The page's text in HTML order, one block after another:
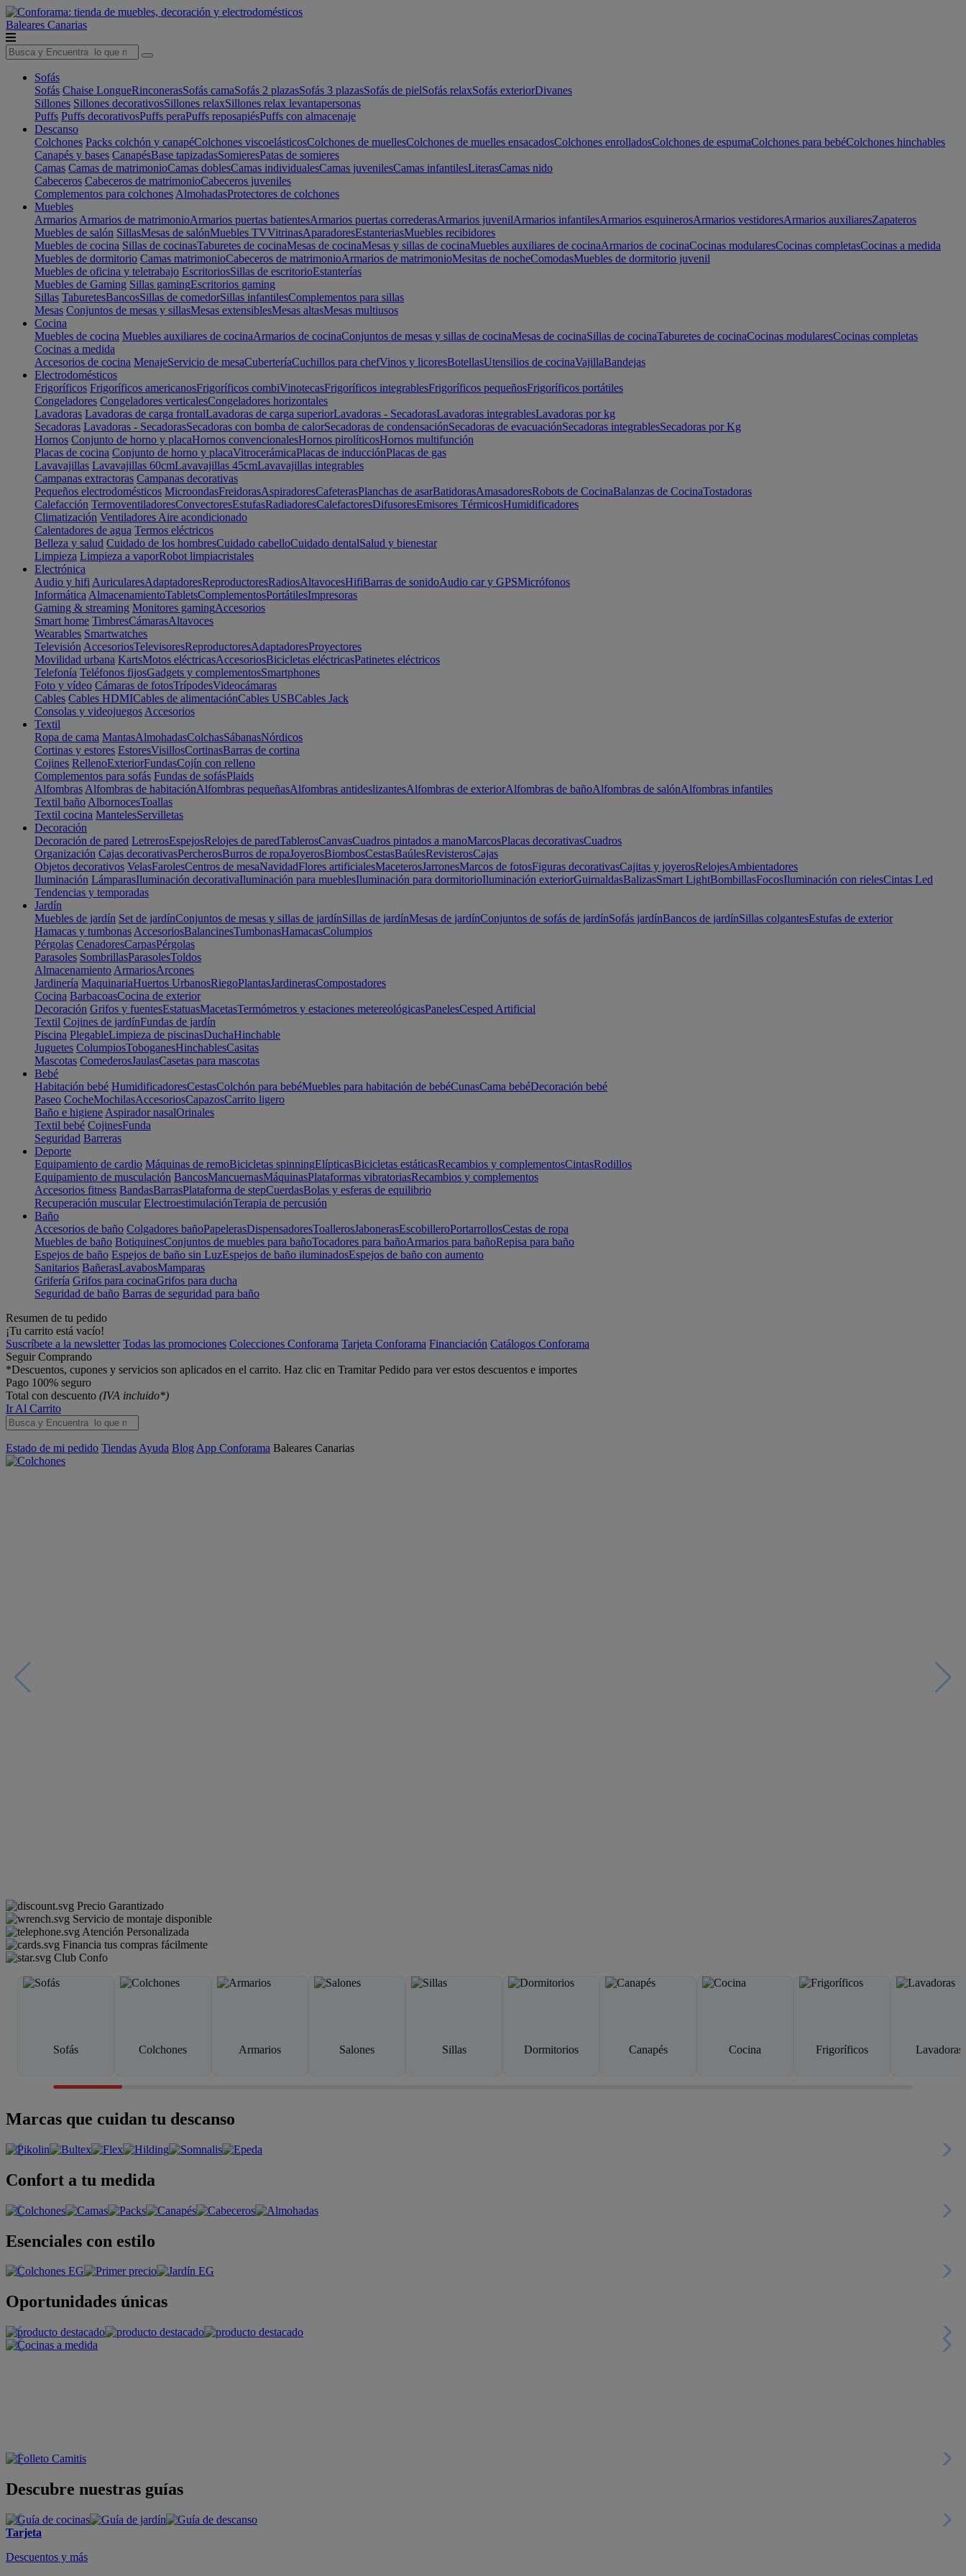
Baleares Canarias
Sofás
Sofás Chaise LongueRinconerasSofás camaSofás 2 plazasSofás 3 plazasSofás de pielSofás relaxSofás exteriorDivanes
Sillones Sillones decorativosSillones relaxSillones relax levantapersonas
Puffs Puffs decorativosPuffs peraPuffs reposapiésPuffs con almacenaje
Descanso
Colchones Packs colchón y canapéColchones viscoelásticosColchones de muellesColchones de muelles ensacadosColchones enrolladosColchones de espumaColchones para bebéColchones hinchables
Canapés y bases CanapésBase tapizadasSomieresPatas de somieres
Camas Camas de matrimonioCamas doblesCamas individualesCamas juvenilesCamas infantilesLiterasCamas nido
Cabeceros Cabeceros de matrimonioCabeceros juveniles
Complementos para colchones AlmohadasProtectores de colchones
Muebles
Armarios Armarios de matrimonioArmarios puertas batientesArmarios puertas correderasArmarios juvenilArmarios infantilesArmarios esquinerosArmarios vestidoresArmarios auxiliaresZapateros
Muebles de salón SillasMesas de salónMuebles TVVitrinasAparadoresEstanteriasMuebles recibidores
Muebles de cocina Sillas de cocinasTaburetes de cocinaMesas de cocinaMesas y sillas de cocinaMuebles auxiliares de cocinaArmarios de cocinaCocinas modularesCocinas completasCocinas a medida
Muebles de dormitorio Camas matrimonioCabeceros de matrimonioArmarios de matrimonioMesitas de nocheComodasMuebles de dormitorio juvenil
Muebles de oficina y teletrabajo EscritoriosSillas de escritorioEstanterías
Muebles de Gaming Sillas gamingEscritorios gaming
Sillas TaburetesBancosSillas de comedorSillas infantilesComplementos para sillas
Mesas Conjuntos de mesas y sillasMesas extensiblesMesas altasMesas multiusos
Cocina
Muebles de cocina Muebles auxiliares de cocinaArmarios de cocinaConjuntos de mesas y sillas de cocinaMesas de cocinaSillas de cocinaTaburetes de cocinaCocinas modularesCocinas completas
Cocinas a medida
Accesorios de cocina MenajeServicio de mesaCuberteríaCuchillos para chefVinos y licoresBotellasUtensilios de cocinaVajillaBandejas
Electrodomésticos
Frigoríficos Frigoríficos americanosFrigoríficos combiVinotecasFrigoríficos integrablesFrigoríficos pequeñosFrigoríficos portátiles
Congeladores Congeladores verticalesCongeladores horizontales
Lavadoras Lavadoras de carga frontalLavadoras de carga superiorLavadoras - SecadorasLavadoras integrablesLavadoras por kg
Secadoras Lavadoras - SecadorasSecadoras con bomba de calorSecadoras de condensaciónSecadoras de evacuaciónSecadoras integrablesSecadoras por Kg
Hornos Conjunto de horno y placaHornos convencionalesHornos pirolíticosHornos multifunción
Placas de cocina Conjunto de horno y placaVitrocerámicaPlacas de inducciónPlacas de gas
Lavavajillas Lavavajillas 60cmLavavajillas 45cmLavavajillas integrables
Campanas extractoras Campanas decorativas
Pequeños electrodomésticos MicroondasFreidorasAspiradoresCafeterasPlanchas de asarBatidorasAmasadoresRobots de CocinaBalanzas de CocinaTostadoras
Calefacción TermoventiladoresConvectoresEstufasRadiadoresCalefactoresDifusoresEmisores TérmicosHumidificadores
Climatización Ventiladores Aire acondicionado
Calentadores de agua Termos eléctricos
Belleza y salud Cuidado de los hombresCuidado cabelloCuidado dentalSalud y bienestar
Limpieza Limpieza a vaporRobot limpiacristales
Electrónica
Audio y hifi AuricularesAdaptadoresReproductoresRadiosAltavocesHifiBarras de sonidoAudio car y GPSMicrófonos
Informática AlmacenamientoTabletsComplementosPortátilesImpresoras
Gaming & streaming Monitores gamingAccesorios
Smart home TimbresCámarasAltavoces
Wearables Smartwatches
Televisión AccesoriosTelevisoresReproductoresAdaptadoresProyectores
Movilidad urbana KartsMotos eléctricasAccesoriosBicicletas eléctricasPatinetes eléctricos
Telefonía Teléfonos fijosGadgets y complementosSmartphones
Foto y vídeo Cámaras de fotosTrípodesVideocámaras
Cables Cables HDMICables de alimentaciónCables USBCables Jack
Consolas y videojuegos Accesorios
Textil
Ropa de cama MantasAlmohadasColchasSábanasNórdicos
Cortinas y estores EstoresVisillosCortinasBarras de cortina
Cojines RellenoExteriorFundasCojín con relleno
Complementos para sofás Fundas de sofásPlaids
Alfombras Alfombras de habitaciónAlfombras pequeñasAlfombras antideslizantesAlfombras de exteriorAlfombras de bañoAlfombras de salónAlfombras infantiles
Textil baño AlbornocesToallas
Textil cocina MantelesServilletas
Decoración
Decoración de pared LetrerosEspejosRelojes de paredTablerosCanvasCuadros pintados a manoMarcosPlacas decorativasCuadros
Organización Cajas decorativasPercherosBurros de ropaJoyerosBiombosCestasBaúlesRevisterosCajas
Objetos decorativos VelasFarolesCentros de mesaNavidadFlores artificialesMaceterosJarronesMarcos de fotosFiguras decorativasCajitas y joyerosRelojesAmbientadores
Iluminación LámparasIluminación decorativaIluminación para mueblesIluminación para dormitorioIluminación exteriorGuirnaldasBalizasSmart LightBombillasFocosIluminación con rielesCintas Led
Tendencias y temporadas
Jardín
Muebles de jardín Set de jardínConjuntos de mesas y sillas de jardínSillas de jardínMesas de jardínConjuntos de sofás de jardínSofás jardínBancos de jardínSillas colgantesEstufas de exterior
Hamacas y tumbonas AccesoriosBalancinesTumbonasHamacasColumpios
Pérgolas CenadoresCarpasPérgolas
Parasoles SombrillasParasolesToldos
Almacenamiento ArmariosArcones
Jardinería MaquinariaHuertos UrbanosRiegoPlantasJardinerasCompostadores
Cocina BarbacoasCocina de exterior
Decoración Grifos y fuentesEstatuasMacetasTermómetros y estaciones metereológicasPanelesCesped Artificial
Textil Cojines de jardínFundas de jardín
Piscina PlegableLimpieza de piscinasDuchaHinchable
Juguetes ColumpiosToboganesHinchablesCasitas
Mascotas ComederosJaulasCasetas para mascotas
Bebé
Habitación bebé HumidificadoresCestasColchón para bebéMuebles para habitación de bebéCunasCama bebéDecoración bebé
Paseo CocheMochilasAccesoriosCapazosCarrito ligero
Baño e higiene Aspirador nasalOrinales
Textil bebé CojinesFunda
Seguridad Barreras
Deporte
Equipamiento de cardio Máquinas de remoBicicletas spinningElípticasBicicletas estáticasRecambios y complementosCintasRodillos
Equipamiento de musculación BancosMancuernasMáquinasPlataformas vibratoriasRecambios y complementos
Accesorios fitness BandasBarrasPlataforma de stepCuerdasBolas y esferas de equilibrio
Recuperación muscular ElectroestimulaciónTerapia de percusión
Baño
Accesorios de baño Colgadores bañoPapelerasDispensadoresToallerosJabonerasEscobilleroPortarrollosCestas de ropa
Muebles de baño BotiquinesConjuntos de muebles para bañoTocadores para bañoArmarios para bañoRepisa para baño
Espejos de baño Espejos de baño sin LuzEspejos de baño iluminadosEspejos de baño con aumento
Sanitarios BañerasLavabosMamparas
Grifería Grifos para cocinaGrifos para ducha
Seguridad de baño Barras de seguridad para baño
Resumen de tu pedido
¡Tu carrito está vacío!
Suscríbete a la newsletter Todas las promociones Colecciones Conforama Tarjeta Conforama Financiación Catálogos Conforama
Seguir Comprando
*Descuentos, cupones y servicios son aplicados en el carrito. Haz clic en Tramitar Pedido para ver estos descuentos e importes
Pago 100% seguro
Total con descuento (IVA incluido*)
Ir Al Carrito
Estado de mi pedido Tiendas Ayuda Blog App Conforama Baleares Canarias
Precio Garantizado
Servicio de montaje disponible
Atención Personalizada
Financia tus compras fácilmente
Club Confo
Sofás Colchones Armarios Salones Sillas Dormitorios Canapés Cocina Frigoríficos Lavadoras
Marcas que cuidan tu descanso
Confort a tu medida
Esenciales con estilo
Oportunidades únicas
Descubre nuestras guías
Tarjeta
Descuentos y más